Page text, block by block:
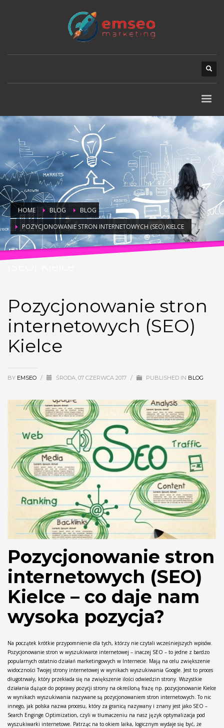
HOME BLOG
BLOG
POZYCJONOWANIE STRON INTERNETOWYCH (SEO) KIELCE
Pozycjonowanie stron internetowych
Pozycjonowanie stron
internetowych (SEO)
Kielce
BY EMSEO / ŚRODA, 07 CZERWCA 2017 / PUBLISHED IN BLOG
Pozycjonowanie stron
internetowych (SEO)
Kielce – co daje nam
wysoka pozycja?
Na początek krótkie przypomnienie dla tych, którzy nie czytali wcześniejszych wpisów.
Pozycjonowanie stron w wyszukiwarce internetowej – inaczej SEO – to jedne z bardzo
popularnych ostatnio działań marketingowych w Internecie. Mają na celu zwiększenie
widoczności Twojej strony internetowej w wynikach wyszukiwania Google. Jest to proces
długotrwały, który przekłada się na zwiększenie ilości odwiedzin strony. Wszystkie
działania dążące do poprawy pozycji strony na określoną frazę np. pozycjonowanie Kielce
w wynikach wyszukiwania nazywane są pozycjonowaniem stron internetowych. To nic
innego, jak polska nazwa procesu, który za granicą nazywany i znany jest jako SEO –
Search Enginge Optimization, czyli w tłumaczeniu na nasz język optymalizacja pod
wyszukiwarki internetowe. Patrząc na to okiem laika, logicznym wydaje się być, że